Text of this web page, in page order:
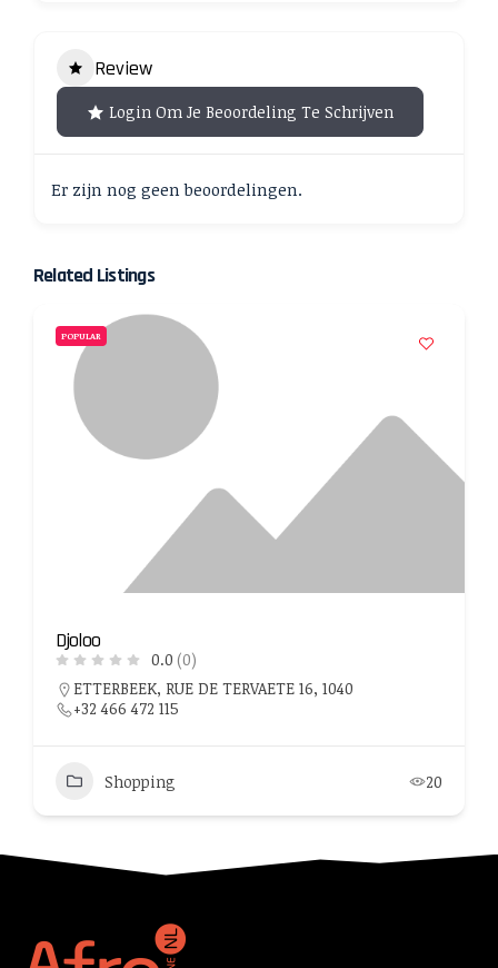
Review
Login Om Je Beoordeling Te Schrijven
Er zijn nog geen beoordelingen.
Related Listings
POPULAR
Djoloo
0.0 (0)
ETTERBEEK, RUE DE TERVAETE 16, 1040
+32 466 472 115
Shopping 20